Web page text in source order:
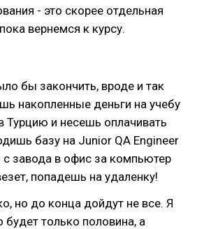
- это скорее отдельная
вернемся к курсу.
бы закончить, вроде и так
накопленные деньги на учебу
Турцию и несешь оплачивать
базу на Junior QA Engineer
завода в офис за компьютер
попадешь на удаленку!
но до конца дойдут не все. Я
будет только половина, а